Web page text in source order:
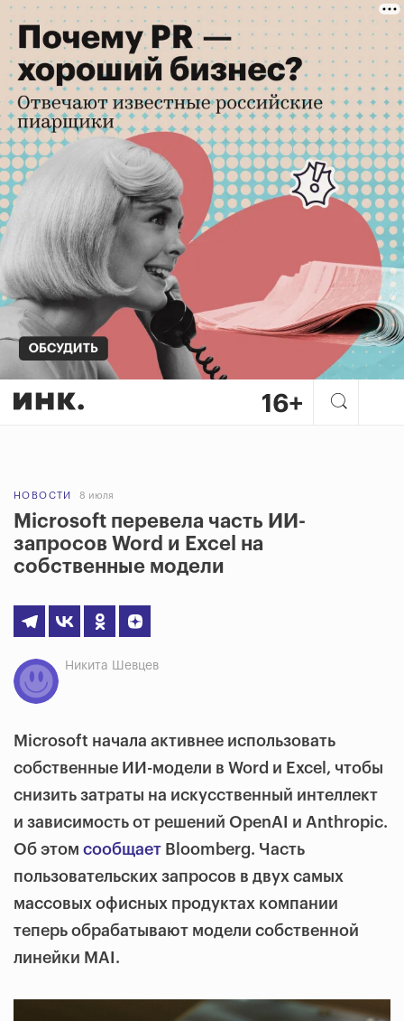
НОВОСТИ 8 июля
Microsoft перевела часть ИИ-
запросов Word и Excel на
собственные модели
Никита Шевцев
Microsoft начала активнее использовать
собственные ИИ-модели в Word и Excel, чтобы
снизить затраты на искусственный интеллект
и зависимость от решений OpenAI и Anthropic.
Об этом сообщает Bloomberg. Часть
пользовательских запросов в двух самых
массовых офисных продуктах компании
теперь обрабатывают модели собственной
линейки MAI.